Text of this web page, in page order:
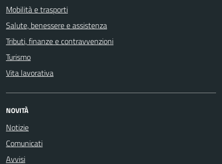
Mobilità e trasporti
Salute, benessere e assistenza
Tributi, finanze e contravvenzioni
Turismo
Vita lavorativa
NOVITÀ
Notizie
Comunicati
Avvisi